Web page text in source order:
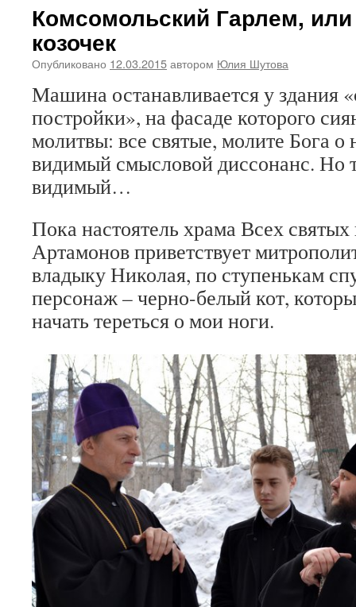
Комсомольский Гарлем, или
козочек
Опубликовано 12.03.2015автором Юлия Шутова
Машина останавливается у здания
постройки», на фасаде которого
молитвы: все святые, молите Бога о
видимый смысловой диссонанс. Но
видимый…
Пока настоятель храма Всех
Артамонов приветствует
владыку Николая, по ступенькам
персонаж – черно-белый кот,
начать тереться о мои ноги.